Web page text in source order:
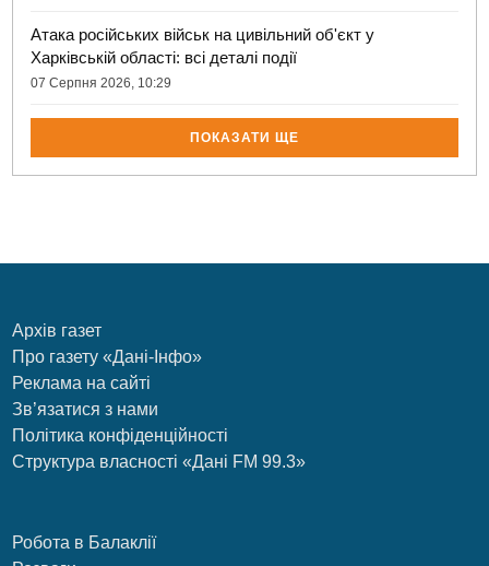
Атака російських військ на цивільний об'єкт у
Харківській області: всі деталі події
07 Серпня 2026, 10:29
ПОКАЗАТИ ЩЕ
Архів газет
Про газету «Дані-Інфо»
Реклама на сайті
Зв’язатися з нами
Політика конфіденційності
Структура власності «Дані FM 99.3»
Робота в Балаклії